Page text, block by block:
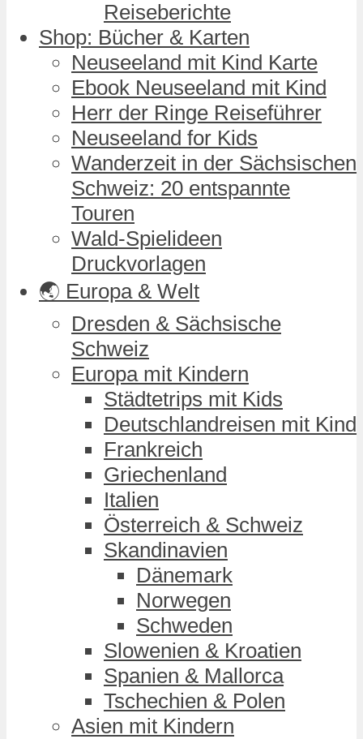
Reiseberichte
Shop: Bücher & Karten
Neuseeland mit Kind Karte
Ebook Neuseeland mit Kind
Herr der Ringe Reiseführer
Neuseeland for Kids
Wanderzeit in der Sächsischen
Schweiz: 20 entspannte
Touren
Wald-Spielideen
Druckvorlagen
🌏 Europa & Welt
Dresden & Sächsische
Schweiz
Europa mit Kindern
Städtetrips mit Kids
Deutschlandreisen mit Kind
Frankreich
Griechenland
Italien
Österreich & Schweiz
Skandinavien
Dänemark
Norwegen
Schweden
Slowenien & Kroatien
Spanien & Mallorca
Tschechien & Polen
Asien mit Kindern